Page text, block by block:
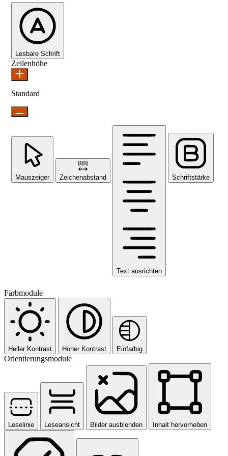
Lesbare Schrift
Zeilenhöhe
Standard
Mauszeiger Zeichenabstand
Text ausrichten
Schriftstärke
Farbmodule
Heller Kontrast Hoher Kontrast Einfarbig
Orientierungsmodule
Leselinie Leseansicht Bilder ausblenden Inhalt hervorheben